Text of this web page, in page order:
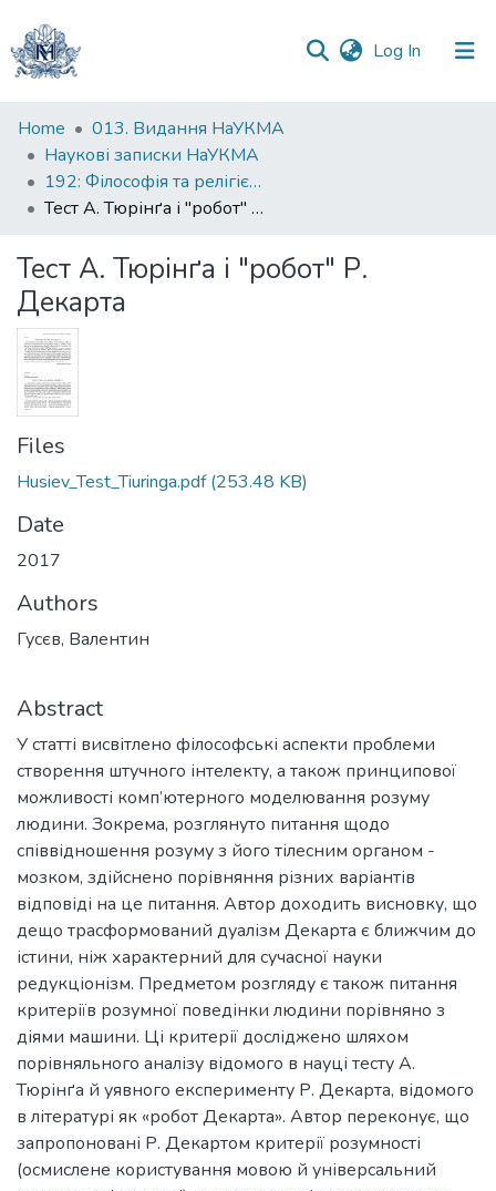
Log In (current)
Communities
&
Collections
Statistics
Home
013. Видання НаУКМА
Наукові записки НаУКМА
192: Філософія та релігієзнавство
Тест А. Тюрінґа і "робот" Р. Декарта
Тест А. Тюрінґа і "робот" Р.
Декарта
Files
Husiev_Test_Tiuringa.pdf(253.48 KB)
Date
2017
Authors
Гусєв, Валентин
Abstract
У статті висвітлено філософські аспекти проблеми
створення штучного інтелекту, а також принципової
можливості комп’ютерного моделювання розуму
людини. Зокрема, розглянуто питання щодо
співвідношення розуму з його тілесним органом -
мозком, здійснено порівняння різних варіантів
відповіді на це питання. Автор доходить висновку, що
дещо трасформований дуалізм Декарта є ближчим до
істини, ніж характерний для сучасної науки
редукціонізм. Предметом розгляду є також питання
критеріїв розумної поведінки людини порівняно з
діями машини. Ці критерії досліджено шляхом
порівняльного аналізу відомого в науці тесту А.
Тюрінґа й уявного експерименту Р. Декарта, відомого
в літературі як «робот Декарта». Автор переконує, що
запропоновані Р. Декартом критерії розумності
(осмислене користування мовою й універсальний